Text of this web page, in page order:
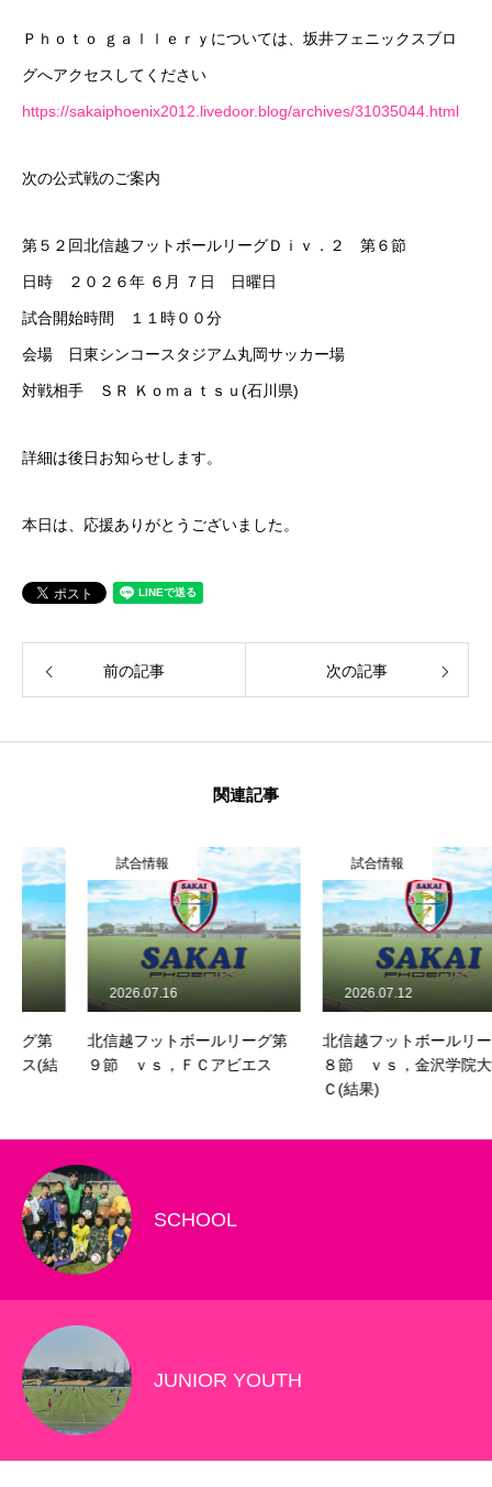
Ｐｈｏｔｏ ｇａｌｌｅｒｙについては、坂井フェニックスブロ
グへアクセスしてください
https://sakaiphoenix2012.livedoor.blog/archives/31035044.html
次の公式戦のご案内
第５２回北信越フットボールリーグＤｉｖ．２ 第６節
日時 ２０２６年 ６月 ７日 日曜日
試合開始時間 １１時００分
会場 日東シンコースタジアム丸岡サッカー場
対戦相手 ＳＲ Ｋｏｍａｔｓｕ(石川県)
詳細は後日お知らせします。
本日は、応援ありがとうございました。
前の記事 次の記事
関連記事
試合情報
北信越フットボールリーグ第
９節 ｖｓ，ＦＣアビエス
2026.07.16
試合情報
北信越フットボールリーグ第
８節 ｖｓ，金沢学院大学Ｆ
2026.07.12
SCHOOL
JUNIOR YOUTH